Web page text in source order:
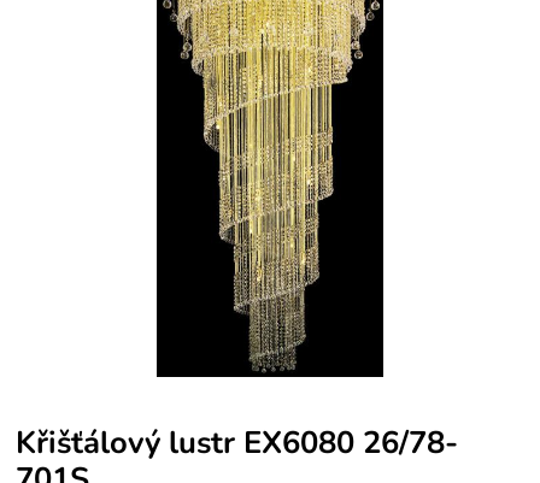
Křišťálový lustr EX6080 26/78-